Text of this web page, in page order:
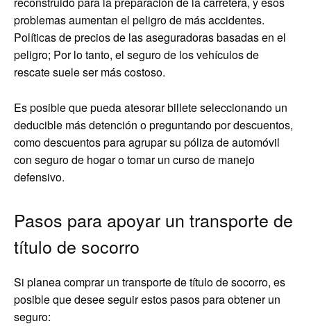
problemas aumentan el peligro de más accidentes.
Políticas de precios de las aseguradoras basadas en el
peligro; Por lo tanto, el seguro de los vehículos de
rescate suele ser más costoso.
Es posible que pueda atesorar billete seleccionando un
deducible más detención o preguntando por descuentos,
como descuentos para agrupar su póliza de automóvil
con seguro de hogar o tomar un curso de manejo
defensivo.
Pasos para apoyar un transporte de
título de socorro
Si planea comprar un transporte de título de socorro, es
posible que desee seguir estos pasos para obtener un
seguro: